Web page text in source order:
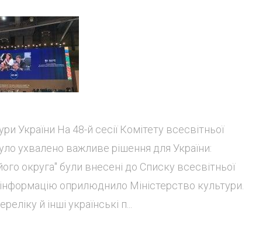
України На 48-й сесії Комітету всесвітньої
ухвалено важливе рішення для України:
округа" були внесені до Списку всесвітньої
оприлюднило Міністерство культури.
й інші українські п...